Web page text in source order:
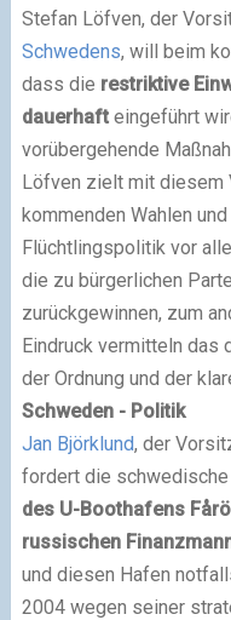
Stefan Löfven, der
Schwedens, will beim
dass die restriktive
dauerhafteingeführt
vorübergehende
Löfven zielt mit diesem
kommenden Wahlen
Flüchtlingspolitik vor
die zu bürgerlichen
zurückgewinnen, zum
Eindruck vermitteln das
der Ordnung und der
Schweden - Politik
Jan Björklund, der
fordert die
des U-Boothafens
russischen
und diesen Hafen
2004 wegen seiner